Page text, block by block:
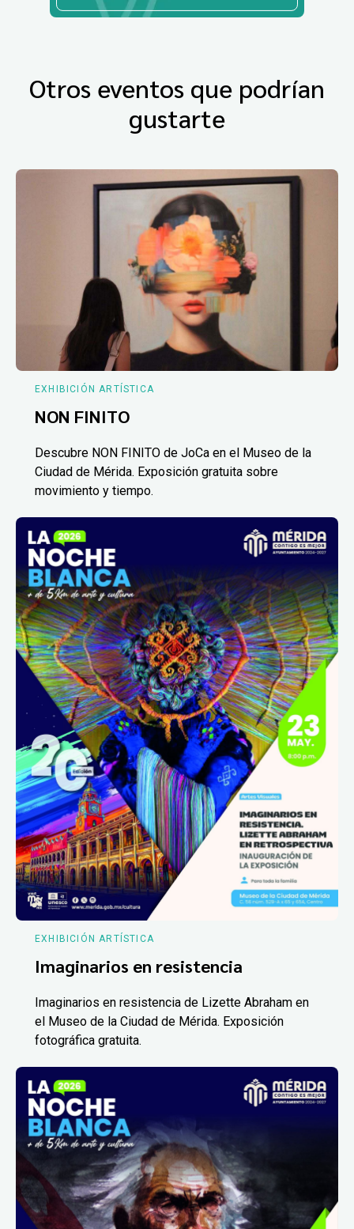
Otros eventos que podrían
gustarte
EXHIBICIÓN ARTÍSTICA
NON FINITO
Descubre NON FINITO de JoCa en el Museo de la
Ciudad de Mérida. Exposición gratuita sobre
movimiento y tiempo.
EXHIBICIÓN ARTÍSTICA
Imaginarios en resistencia
Imaginarios en resistencia de Lizette Abraham en
el Museo de la Ciudad de Mérida. Exposición
fotográfica gratuita.